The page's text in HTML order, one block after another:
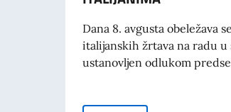
Dana 8. avgusta obeležava
italijanskih žrtava na radu u
ustanovljen odlukom